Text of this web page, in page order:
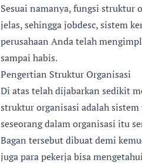
Sesuai namanya, fungsi struktur
jelas, sehingga jobdesc, sistem
perusahaan Anda telah
sampai habis.
Pengertian Struktur Organisasi
Di atas telah dijabarkan sedikit
struktur organisasi adalah
seseorang dalam organisasi itu
Bagan tersebut dibuat demi
juga para pekerja bisa